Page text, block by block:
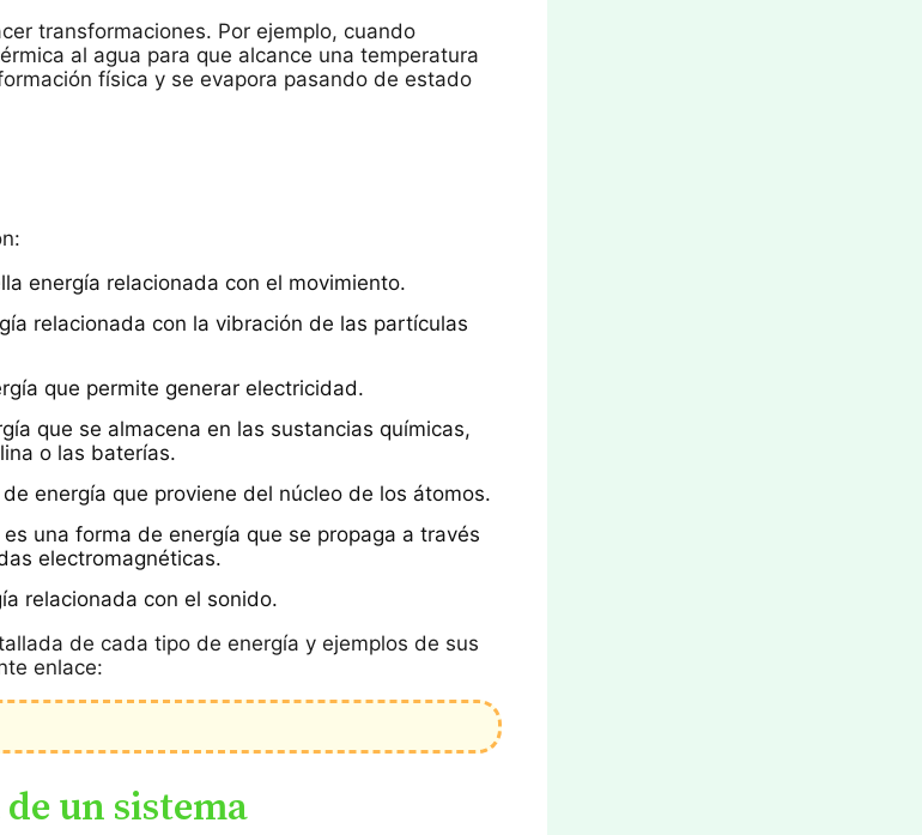
transformaciones. Por ejemplo, cuando
al agua para que alcance una temperatura
física y se evapora pasando de estado
energía relacionada con el movimiento.
relacionada con la vibración de las partículas
que permite generar electricidad.
que se almacena en las sustancias químicas,
o las baterías.
energía que proviene del núcleo de los átomos.
es una forma de energía que se propaga a través
electromagnéticas.
relacionada con el sonido.
de cada tipo de energía y ejemplos de sus
enlace:
un sistema